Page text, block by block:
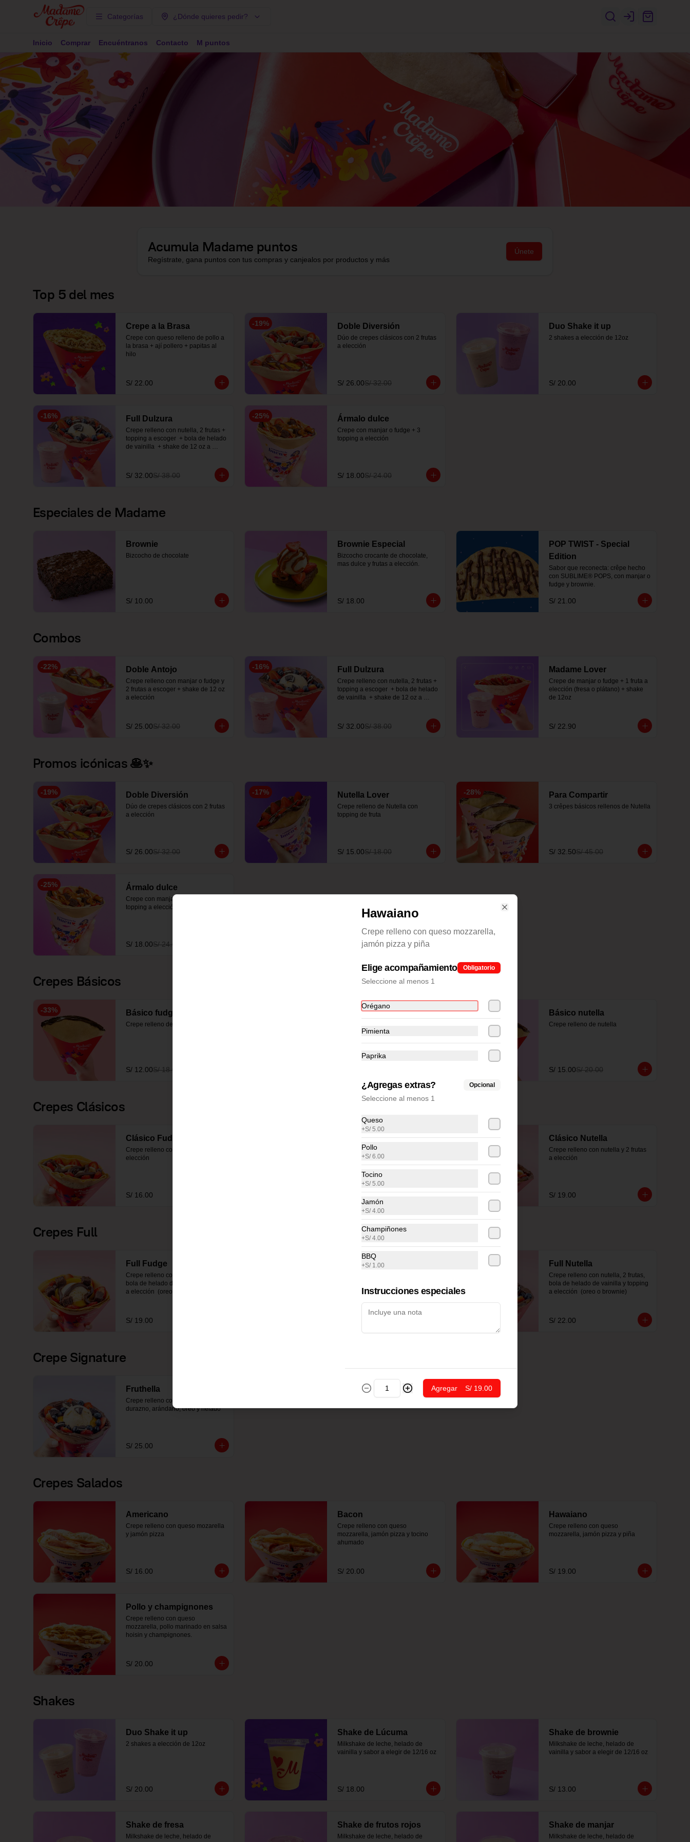
Categorías ¿Dónde quieres pedir?
Login
Inicio Comprar Encuéntranos Contacto M puntos
Acumula Madame puntos
Regístrate, gana puntos con tus compras y canjealos por productos y más
Únete
Top 5 del mes
Crepe a la Brasa
Crepe con queso relleno de pollo a
la brasa + ají pollero + papitas al
hilo
S/ 22.00
-19% Doble Diversión
Dúo de crepes clásicos con 2 frutas
a elección
S/ 26.00S/ 32.00
Duo Shake it up
2 shakes a elección de 12oz
S/ 20.00
-16% Full Dulzura
Crepe relleno con nutella, 2 frutas +
topping a escoger  + bola de helado
de vainilla  + shake de 12 oz a
S/ 32.00S/ 38.00
-25% Ármalo dulce
Crepe con manjar o fudge + 3
topping a elección
S/ 18.00S/ 24.00
Especiales de Madame
Brownie
Bizcocho de chocolate
S/ 10.00
Brownie Especial
Bizcocho crocante de chocolate,
mas dulce y frutas a elección.
S/ 18.00
POP TWIST - Special
Edition
Sabor que reconecta: crêpe hecho
con SUBLIME® POPS, con manjar o
fudge y brownie.
S/ 21.00
Combos
-22% Doble Antojo
Crepe relleno con manjar o fudge y
2 frutas a escoger + shake de 12 oz
a elección
S/ 25.00S/ 32.00
-16% Full Dulzura
Crepe relleno con nutella, 2 frutas +
topping a escoger  + bola de helado
de vainilla  + shake de 12 oz a
S/ 32.00S/ 38.00
Madame Lover
Crepe de manjar o fudge + 1 fruta a
elección (fresa o plátano) + shake
de 12oz
S/ 22.90
Promos icónicas 🥞✨
-19% Doble Diversión
Dúo de crepes clásicos con 2 frutas
a elección
S/ 26.00S/ 32.00
-17% Nutella Lover
Crepe relleno de Nutella con
topping de fruta
S/ 15.00S/ 18.00
-28% Para Compartir
3 crêpes básicos rellenos de Nutella
S/ 32.50S/ 45.00
-25% Ármalo dulce
Crepe con manjar o fudge + 3
topping a elección
S/ 18.00S/ 24.00
Crepes Básicos
-33% Básico fudge
Crepe relleno de fudge
S/ 12.00S/ 18.00
Básico manjar -25% Básico nutella
Crepe relleno de nutella
S/ 15.00S/ 20.00
Crepes Clásicos
Clásico Fudge
Crepe relleno con fudge y 2 frutas a
elección
S/ 16.00
Clásico Manjar
Crepe relleno con manjar y 2 frutas
a elección
S/ 16.00
Clásico Nutella
Crepe relleno con nutella y 2 frutas
a elección
S/ 19.00
Crepes Full
Full Fudge
Crepe relleno con fudge, 2 frutas,
bola de helado de vainilla y topping
a elección  (oreo o brownie)
S/ 19.00
Full Manjar
a elección (oreo o brownie)
Full Nutella
Crepe relleno con nutella, 2 frutas,
bola de helado de vainilla y topping
a elección  (oreo o brownie)
S/ 22.00
Crepe Signature
Fruthella
Crepe relleno con nutella, fresa,
durazno, arándano, oreo y helado
S/ 25.00
Crepes Salados
Americano
Crepe relleno con queso mozarella
y jamón pizza
S/ 16.00
Bacon
Crepe relleno con queso
mozzarella, jamón pizza y tocino
ahumado
S/ 20.00
Hawaiano
Crepe relleno con queso
mozzarella, jamón pizza y piña
S/ 19.00
Pollo y champignones
Crepe relleno con queso
mozzarella, pollo marinado en salsa
hoisin y champignones.
S/ 20.00
Shakes
Duo Shake it up
2 shakes a elección de 12oz
S/ 20.00
Shake de Lúcuma
Milkshake de leche, helado de
vainilla y sabor a elegir de 12/16 oz
S/ 18.00
Shake de brownie
Milkshake de leche, helado de
vainilla y sabor a elegir de 12/16 oz
S/ 13.00
Shake de fresa
Milkshake de leche, helado de
Shake de frutos rojos
Milkshake de leche, helado de
Shake de manjar
Milkshake de leche, helado de
Hawaiano
Crepe relleno con queso mozzarella,
jamón pizza y piña
Elige acompañamiento Obligatorio
Seleccione al menos 1
Orégano
Pimienta
Paprika
¿Agregas extras? Opcional
Seleccione al menos 1
Queso
+S/ 5.00
Pollo
+S/ 6.00
Tocino
+S/ 5.00
Jamón
+S/ 4.00
Champiñones
+S/ 4.00
BBQ
+S/ 1.00
Instrucciones especiales
Agregar S/ 19.00